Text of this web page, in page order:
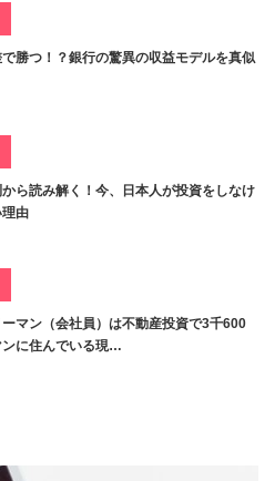
勝つ！？銀行の驚異の収益モデルを真似
ら読み解く！今、日本人が投資をしなけ
由
マン（会社員）は不動産投資で3千600
ンに住んでいる現…